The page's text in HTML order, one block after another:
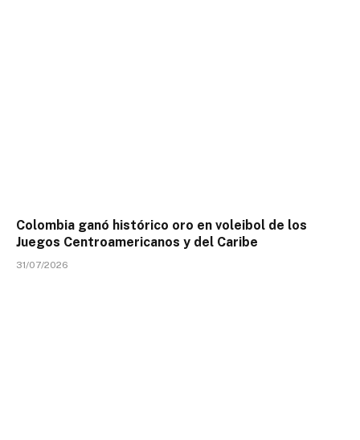
Colombia ganó histórico oro en voleibol de los
Juegos Centroamericanos y del Caribe
31/07/2026